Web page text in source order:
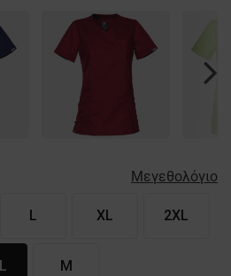
Μεγεθολόγιο
L XL 2XL
M